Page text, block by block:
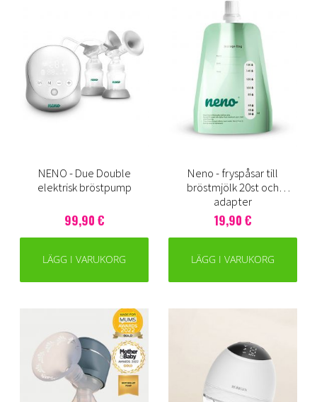
NENO - Due Double
elektrisk bröstpump
99,90 €
LÄGG I VARUKORG
Neno - fryspåsar till
bröstmjölk 20st och
adapter
19,90 €
LÄGG I VARUKORG